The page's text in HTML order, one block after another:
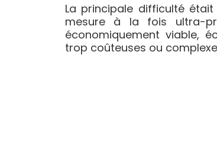
La principale difficulté
mesure à la fois ultra-
économiquement viable,
trop coûteuses ou